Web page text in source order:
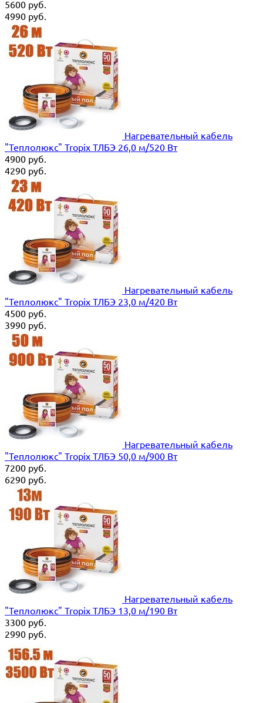
5600 руб.
4990 руб.
Нагревательный кабель
"Теплолюкс" Tropix ТЛБЭ 26,0 м/520 Вт
4900 руб.
4290 руб.
Нагревательный кабель
"Теплолюкс" Tropix ТЛБЭ 23,0 м/420 Вт
4500 руб.
3990 руб.
Нагревательный кабель
"Теплолюкс" Tropix ТЛБЭ 50,0 м/900 Вт
7200 руб.
6290 руб.
Нагревательный кабель
"Теплолюкс" Tropix ТЛБЭ 13,0 м/190 Вт
3300 руб.
2990 руб.